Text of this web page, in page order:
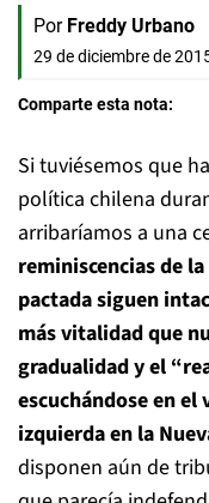
Por Freddy Urbano
29 de diciembre de
Comparte esta nota:
Si tuviésemos que
política chilena
arribaríamos a una
reminiscencias de
pactada siguen
más vitalidad que
gradualidad y el
escuchándose en
izquierda en la
disponen aún de